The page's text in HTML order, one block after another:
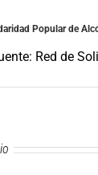
Popular de
Red de